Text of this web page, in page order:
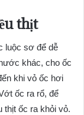
thịt
luộc sơ để dễ
khác, cho ốc
khi vỏ ốc hơi
ốc ra rổ, để
thịt ốc ra khỏi vỏ.